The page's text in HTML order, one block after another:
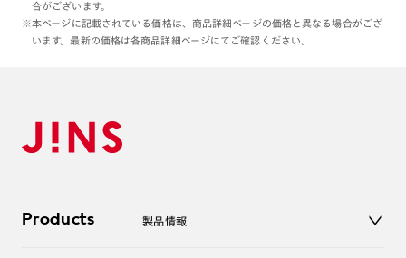
合がございます。
※本ページに記載されている価格は、商品詳細ページの価格と異なる場合がござ
います。最新の価格は各商品詳細ページにてご確認ください。
Products 製品情報